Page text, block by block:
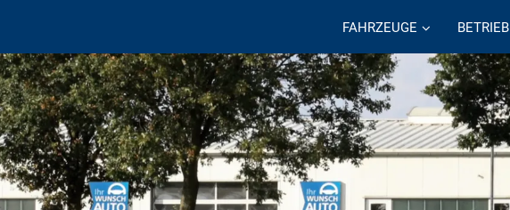
FAHRZEUGE BETRIEB